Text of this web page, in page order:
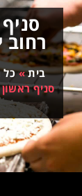
רחוב
בית»כל
סניף